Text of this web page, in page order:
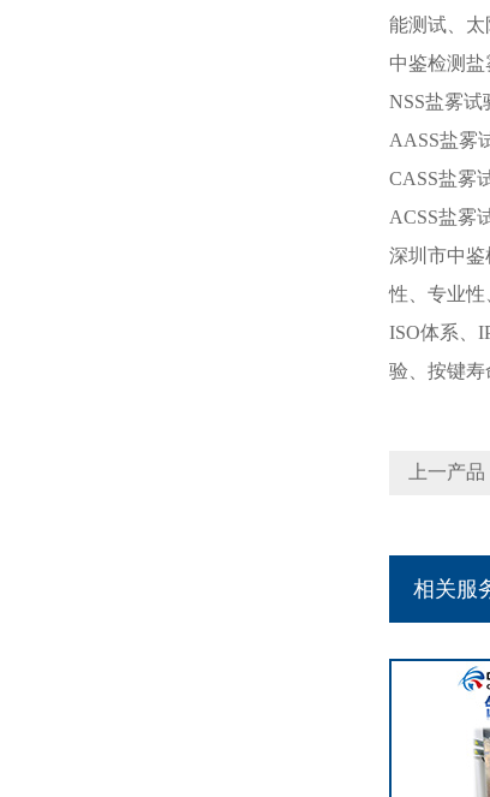
能测试、太
中鉴检测盐
NSS盐雾试
AASS盐雾
CASS盐雾
ACSS盐雾
深圳市中鉴
性、专业性
ISO体系、
验、按键寿
上一产
相关服